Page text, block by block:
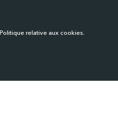
Politique relative aux cookies